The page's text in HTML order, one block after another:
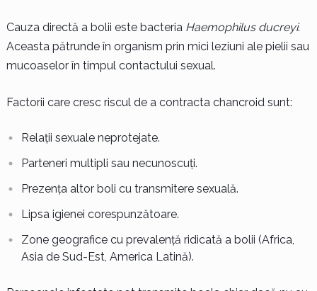
Cauza directă a bolii este bacteria Haemophilus ducreyi.
Aceasta pătrunde în organism prin mici leziuni ale pielii sau
mucoaselor în timpul contactului sexual.
Factorii care cresc riscul de a contracta chancroid sunt:
Relații sexuale neprotejate.
Parteneri multipli sau necunoscuți.
Prezența altor boli cu transmitere sexuală.
Lipsa igienei corespunzătoare.
Zone geografice cu prevalență ridicată a bolii (Africa,
Asia de Sud-Est, America Latină).